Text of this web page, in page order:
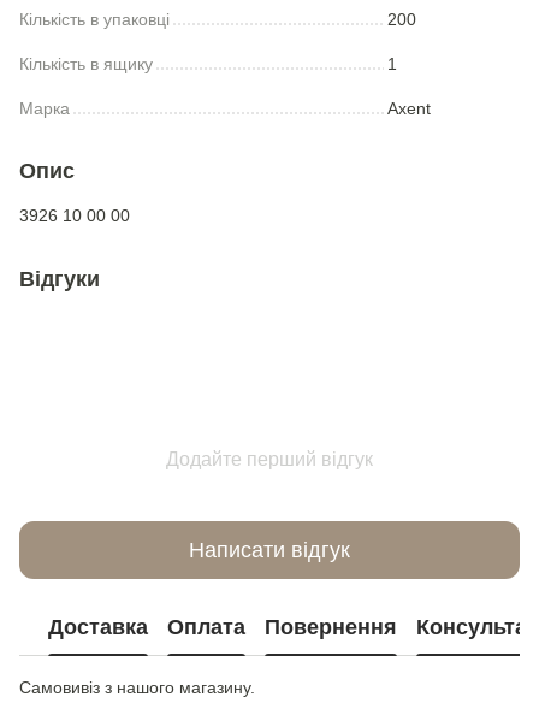
Кількість в упаковці 200
Кількість в ящику 1
Марка Axent
Опис
3926 10 00 00
Відгуки
Додайте перший відгук
Написати відгук
Доставка Оплата Повернення
Самовивіз з нашого магазину.